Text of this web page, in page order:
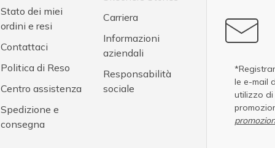
Stato dei miei
ordini e resi
Contattaci
Politica di Reso
Centro assistenza
Spedizione e
consegna
Carriera
Informazioni
aziendali
Responsabilità
sociale
le e-mail
utilizzo di